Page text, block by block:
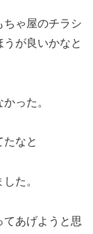
ちゃ屋のチラシ
が良いかなと
った。
なと
た。
てあげようと思